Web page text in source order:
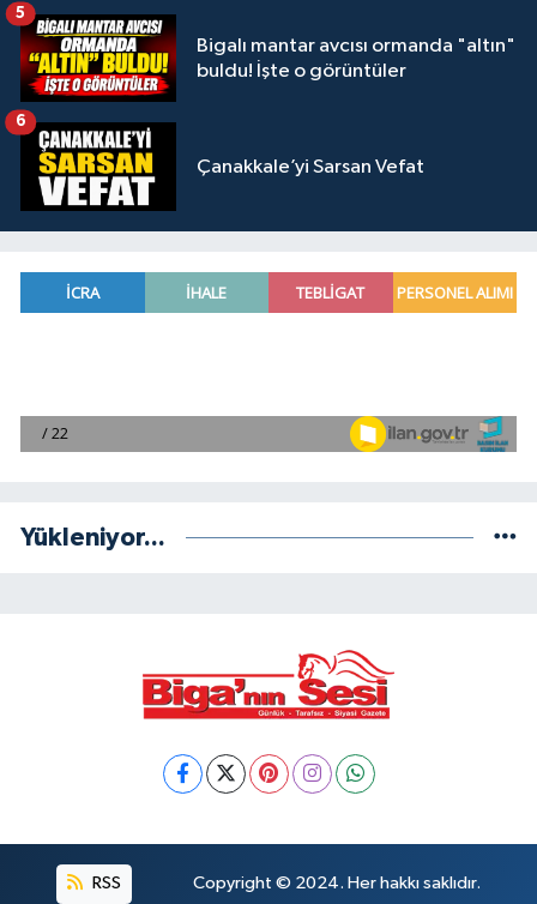
Bigalı mantar avcısı ormanda "altın"
buldu! İşte o görüntüler
5
Çanakkale’yi Sarsan Vefat
6
Yükleniyor...
RSS Copyright © 2024. Her hakkı saklıdır.